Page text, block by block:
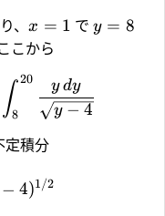
、x = 1 でy = 8
こから
∫8
20
y −4
y dy
定積分
− 4)1/2